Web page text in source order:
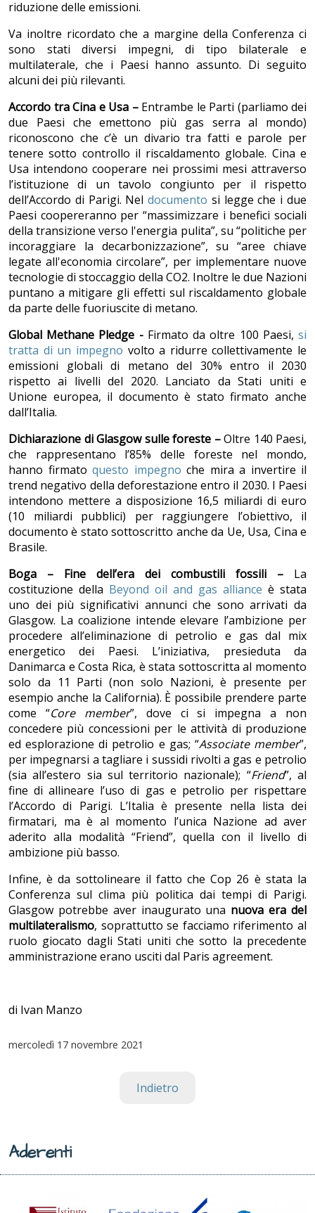
riduzione delle emissioni.
Va inoltre ricordato che a margine della Conferenza ci
sono stati diversi impegni, di tipo bilaterale e
multilaterale, che i Paesi hanno assunto. Di seguito
alcuni dei più rilevanti.
Accordo tra Cina e Usa – Entrambe le Parti (parliamo dei
due Paesi che emettono più gas serra al mondo)
riconoscono che c’è un divario tra fatti e parole per
tenere sotto controllo il riscaldamento globale. Cina e
Usa intendono cooperare nei prossimi mesi attraverso
l’istituzione di un tavolo congiunto per il rispetto
dell’Accordo di Parigi. Neldocumento si legge che i due
Paesi coopereranno per “massimizzare i benefici sociali
della transizione verso l'energia pulita”, su “politiche per
incoraggiare la decarbonizzazione”, su “aree chiave
legate all'economia circolare”, per implementare nuove
tecnologie di stoccaggio della CO2. Inoltre le due Nazioni
puntano a mitigare gli effetti sul riscaldamento globale
da parte delle fuoriuscite di metano.
Global Methane Pledge - Firmato da oltre 100 Paesi,si
tratta di un impegno volto a ridurre collettivamente le
emissioni globali di metano del 30% entro il 2030
rispetto ai livelli del 2020. Lanciato da Stati uniti e
Unione europea, il documento è stato firmato anche
dall’Italia.
Dichiarazione di Glasgow sulle foreste –Oltre 140 Paesi,
che rappresentano l’85% delle foreste nel mondo,
hanno firmato questo impegno che mira a invertire il
trend negativo della deforestazione entro il 2030. I Paesi
intendono mettere a disposizione 16,5 miliardi di euro
(10 miliardi pubblici) per raggiungere l’obiettivo, il
documento è stato sottoscritto anche da Ue, Usa, Cina e
Brasile.
Boga – Fine dell’era dei combustili fossili – La
costituzione della Beyond oil and gas alliance è stata
uno dei più significativi annunci che sono arrivati da
Glasgow. La coalizione intende elevare l’ambizione per
procedere all’eliminazione di petrolio e gas dal mix
energetico dei Paesi. L’iniziativa, presieduta da
Danimarca e Costa Rica, è stata sottoscritta al momento
solo da 11 Parti (non solo Nazioni, è presente per
esempio anche la California). È possibile prendere parte
come “Core member”, dove ci si impegna a non
concedere più concessioni per le attività di produzione
ed esplorazione di petrolio e gas; “Associate member”,
per impegnarsi a tagliare i sussidi rivolti a gas e petrolio
(sia all’estero sia sul territorio nazionale); “Friend”, al
fine di allineare l’uso di gas e petrolio per rispettare
l’Accordo di Parigi. L’Italia è presente nella lista dei
firmatari, ma è al momento l’unica Nazione ad aver
aderito alla modalità “Friend”, quella con il livello di
ambizione più basso.
Infine, è da sottolineare il fatto che Cop 26 è stata la
Conferenza sul clima più politica dai tempi di Parigi.
Glasgow potrebbe aver inaugurato una nuova era del
multilateralismo, soprattutto se facciamo riferimento al
ruolo giocato dagli Stati uniti che sotto la precedente
amministrazione erano usciti dal Paris agreement.
di Ivan Manzo
mercoledì 17 novembre 2021
Indietro
Aderenti